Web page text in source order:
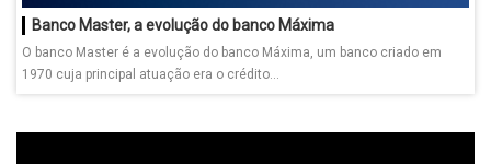
Banco Master, a evolução do banco Máxima
O banco Master é a evolução do banco Máxima, um banco criado em
1970 cuja principal atuação era o crédito...